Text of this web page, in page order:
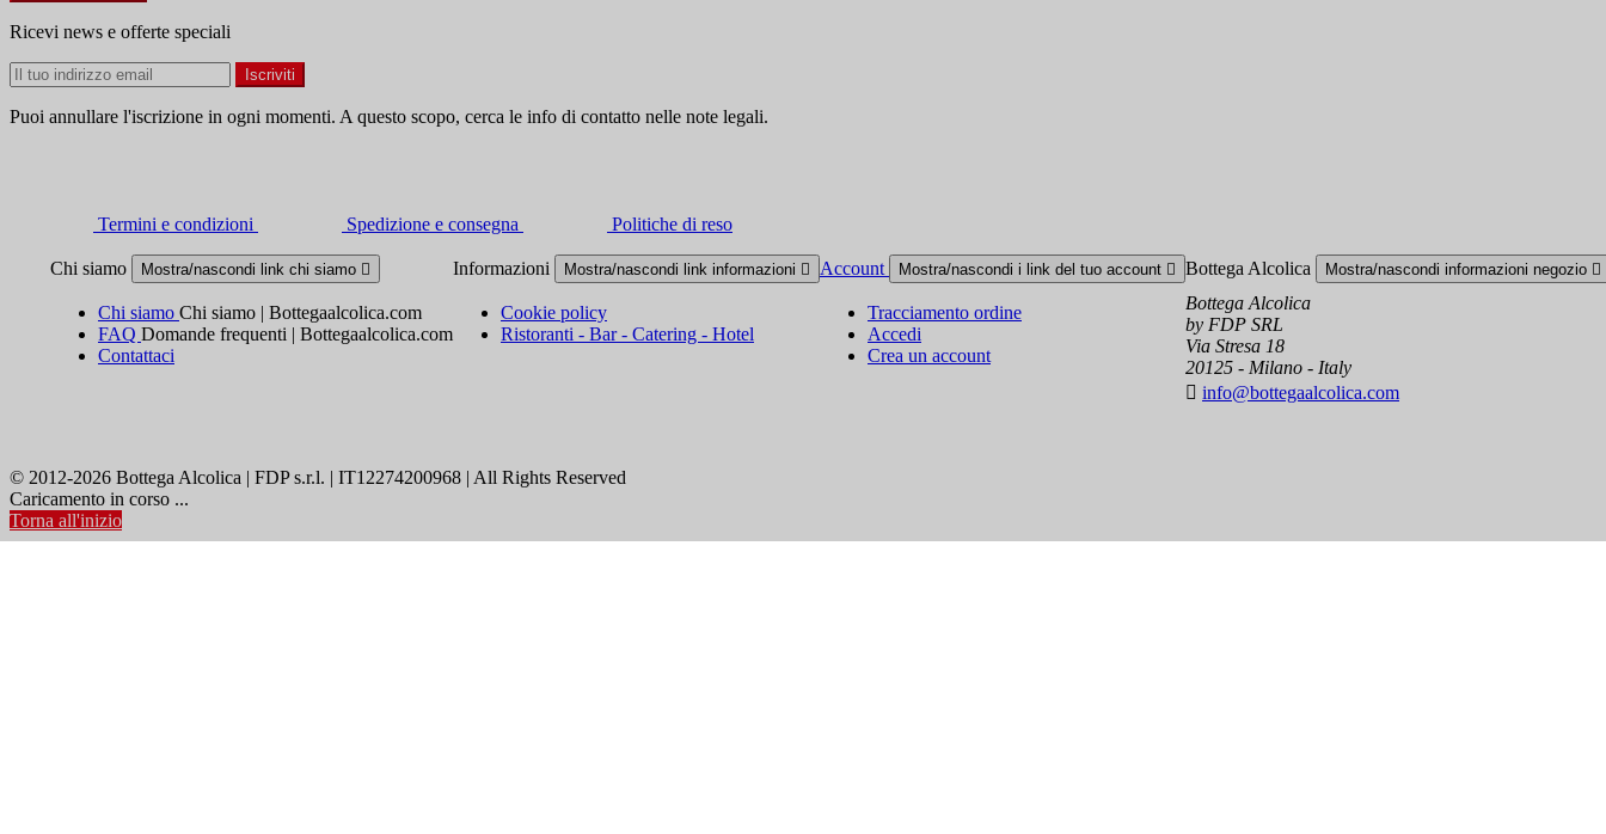
Ricevi news e offerte speciali
Puoi annullare l'iscrizione in ogni momenti. A questo scopo, cerca le info di contatto nelle note legali.
Termini e condizioni Spedizione e consegna Politiche di reso
Chi siamo Mostra/nascondi link chi siamo 
Chi siamo Chi siamo | Bottegaalcolica.com
FAQ Domande frequenti | Bottegaalcolica.com
Contattaci
Informazioni Mostra/nascondi link informazioni 
Cookie policy
Ristoranti - Bar - Catering - Hotel
Account Mostra/nascondi i link del tuo account 
Tracciamento ordine
Accedi
Crea un account
Bottega Alcolica Mostra/nascondi informazioni negozio 
Bottega Alcolica
by FDP SRL
Via Stresa 18
20125 - Milano - Italy
 info@bottegaalcolica.com
© 2012-2026 Bottega Alcolica | FDP s.r.l. | IT12274200968 | All Rights Reserved
Caricamento in corso ...
Torna all'inizio